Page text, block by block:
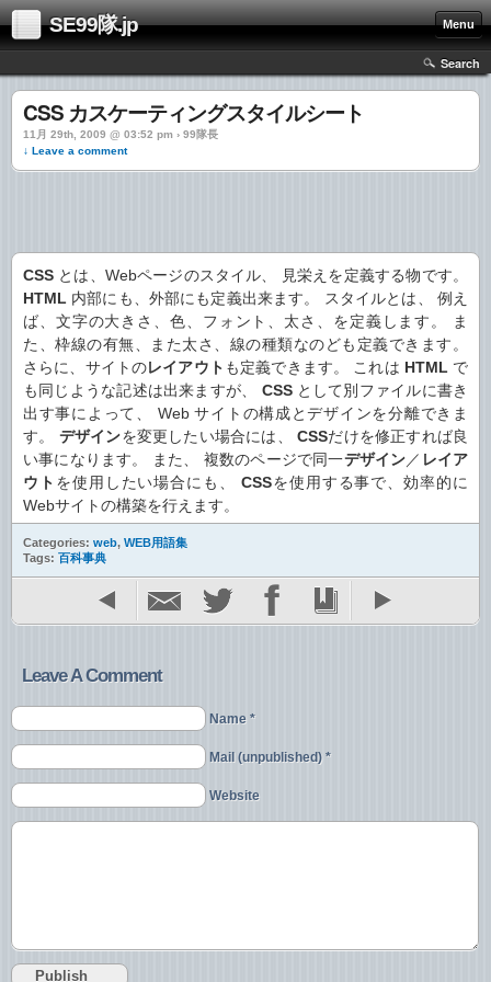
SE99隊.jp Menu
Search
CSS カスケーティングスタイルシート
11月 29th, 2009 @ 03:52 pm › 99隊長
↓ Leave a comment
CSS とは、Webページのスタイル、 見栄えを定義する物です。
HTML 内部にも、外部にも定義出来ます。
スタイルとは、 例え
ば、文字の大きさ、色、フォント、太さ、を定義します。 ま
た、枠線の有無、また太さ、線の種類なのども定義できます。
さらに、サイトのレイアウト も定義できます。 これは HTML で
も同じような記述は出来ますが、 CSSとして別ファイルに書き
出す事によって、 Web サイトの構成とデザインを分離できま
す。 デザインを変更したい場合には、CSSだけを修正すれば良
い事になります。 また、 複数のページで同一デザイン／ レイア
ウト を使用したい場合にも、 CSSを使用する事で、効率的に
Webサイトの構築を行えます。
Categories: web, WEB用語集
Tags: 百科事典
Leave A Comment
Name *
Mail (unpublished) *
Website